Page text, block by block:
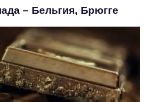
– Бельгия, Брюгге